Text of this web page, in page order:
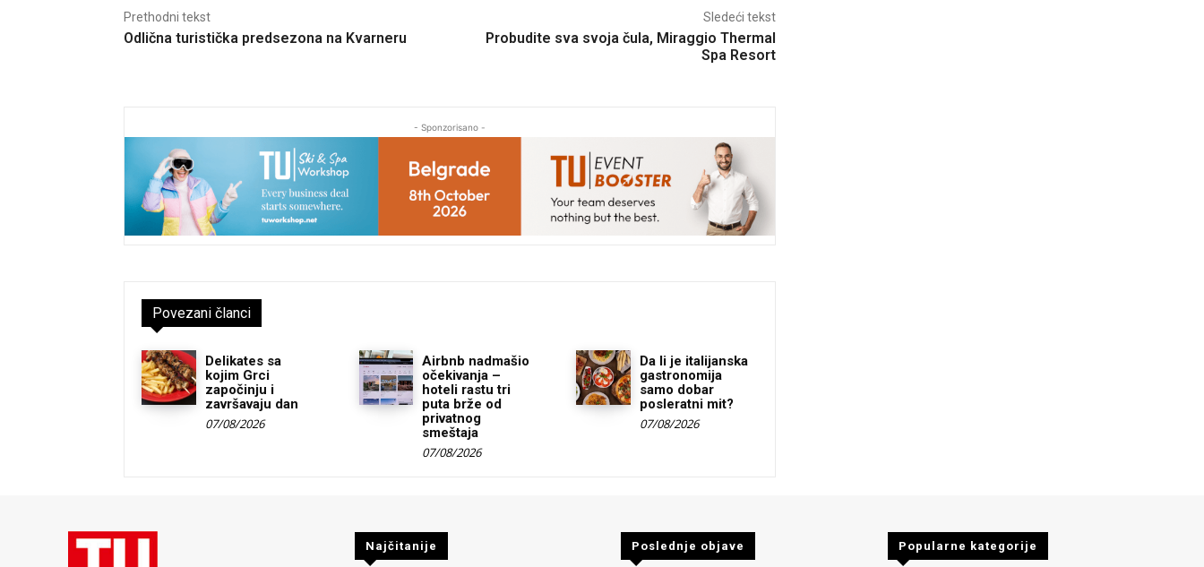
Prethodni tekst
Odlična turistička predsezona na Kvarneru
Sledeći tekst
Probudite sva svoja čula, Miraggio Thermal
Spa Resort
- Sponzorisano -
Povezani članci
Delikates sa
kojim Grci
započinju i
završavaju dan
07/08/2026
Airbnb nadmašio
očekivanja –
hoteli rastu tri
puta brže od
privatnog
smeštaja
07/08/2026
Da li je italijanska
gastronomija
samo dobar
posleratni mit?
07/08/2026
Najčitanije Poslednje objave Popularne kategorije